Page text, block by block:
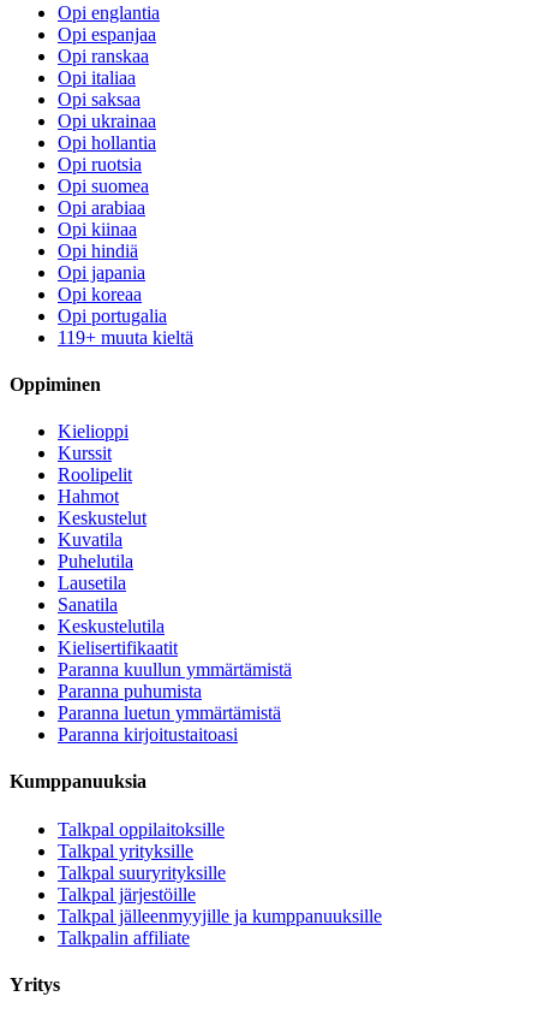
Opi englantia
Opi espanjaa
Opi ranskaa
Opi italiaa
Opi saksaa
Opi ukrainaa
Opi hollantia
Opi ruotsia
Opi suomea
Opi arabiaa
Opi kiinaa
Opi hindiä
Opi japania
Opi koreaa
Opi portugalia
119+ muuta kieltä
Oppiminen
Kielioppi
Kurssit
Roolipelit
Hahmot
Keskustelut
Kuvatila
Puhelutila
Lausetila
Sanatila
Keskustelutila
Kielisertifikaatit
Paranna kuullun ymmärtämistä
Paranna puhumista
Paranna luetun ymmärtämistä
Paranna kirjoitustaitoasi
Kumppanuuksia
Talkpal oppilaitoksille
Talkpal yrityksille
Talkpal suuryrityksille
Talkpal järjestöille
Talkpal jälleenmyyjille ja kumppanuuksille
Talkpalin affiliate
Yritys